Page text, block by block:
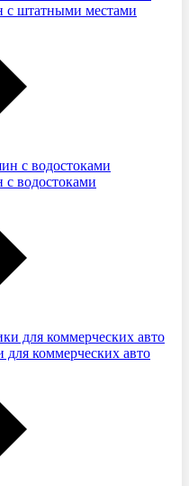
с штатными местами
водостоками
коммерческих авто